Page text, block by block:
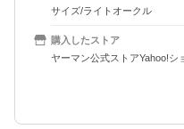
サイズ/ライトオークル
購入したストア
ヤーマン公式ストアYahoo!シ